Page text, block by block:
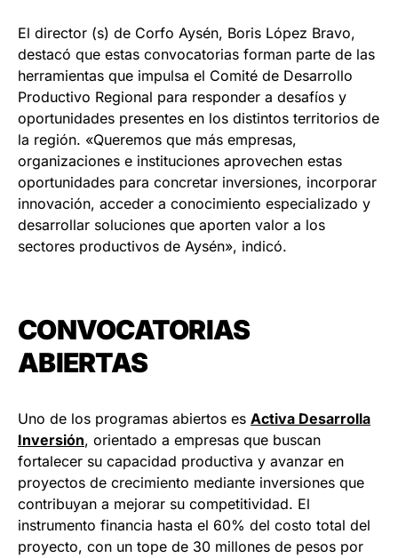
El director (s) de Corfo Aysén, Boris López Bravo,
destacó que estas convocatorias forman parte de las
herramientas que impulsa el Comité de Desarrollo
Productivo Regional para responder a desafíos y
oportunidades presentes en los distintos territorios de
la región. «Queremos que más empresas,
organizaciones e instituciones aprovechen estas
oportunidades para concretar inversiones, incorporar
innovación, acceder a conocimiento especializado y
desarrollar soluciones que aporten valor a los
sectores productivos de Aysén», indicó.
CONVOCATORIAS
ABIERTAS
Uno de los programas abiertos es Activa Desarrolla
Inversión, orientado a empresas que buscan
fortalecer su capacidad productiva y avanzar en
proyectos de crecimiento mediante inversiones que
contribuyan a mejorar su competitividad. El
instrumento financia hasta el 60% del costo total del
proyecto, con un tope de 30 millones de pesos por